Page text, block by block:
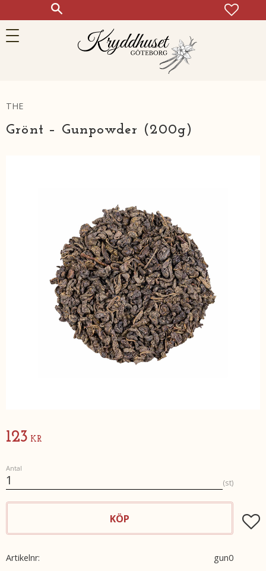
THE
Grönt – Gunpowder (200g)
123 KR
Antal
st
KÖP
Artikelnr gun0